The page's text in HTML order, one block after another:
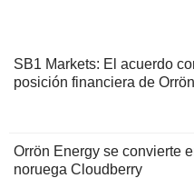
SB1 Markets: El acuerdo
posición financiera de Orrön
Orrön Energy se convierte
noruega Cloudberry